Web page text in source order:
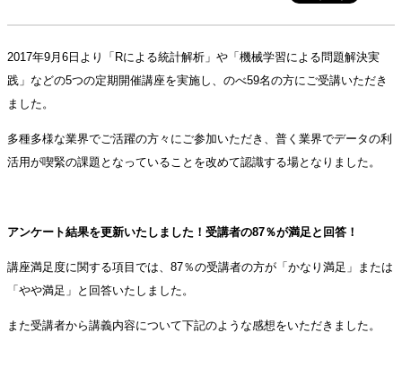
2017年9月6日より「Rによる統計解析」や「機械学習による問題解決実
践」などの5つの定期開催講座を実施し、のべ59名の方にご受講いただき
ました。
多種多様な業界でご活躍の方々にご参加いただき、普く業界でデータの利
活用が喫緊の課題となっていることを改めて認識する場となりました。
アンケート結果を更新いたしました！受講者の87％が満足と回答！
講座満足度に関する項目では、87％の受講者の方が「かなり満足」または
「やや満足」と回答いたしました。
また受講者から講義内容について下記のような感想をいただきました。